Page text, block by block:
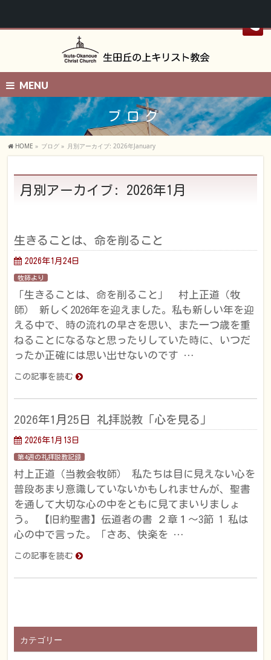
MENU
ブログ
HOME » ブログ » 月別アーカイブ: 2026年January
月別アーカイブ: 2026年1月
生きることは、命を削ること
2026年1月24日
牧師より
「生きることは、命を削ること」 村上正道（牧
師） 新しく2026年を迎えました。私も新しい年を迎
える中で、時の流れの早さを思い、また一つ歳を重
ねることになるなと思ったりしていた時に、いつだ
ったか正確には思い出せないのです …
この記事を読む
2026年1月25日 礼拝説教「心を見る」
2026年1月13日
第4週の礼拝説教記録
村上正道（当教会牧師） 私たちは目に見えない心を
普段あまり意識していないかもしれませんが、聖書
を通して大切な心の中をともに見てまいりましょ
う。 【旧約聖書】伝道者の書 ２章１～3節 1 私は
心の中で言った。「さあ、快楽を …
この記事を読む
カテゴリー